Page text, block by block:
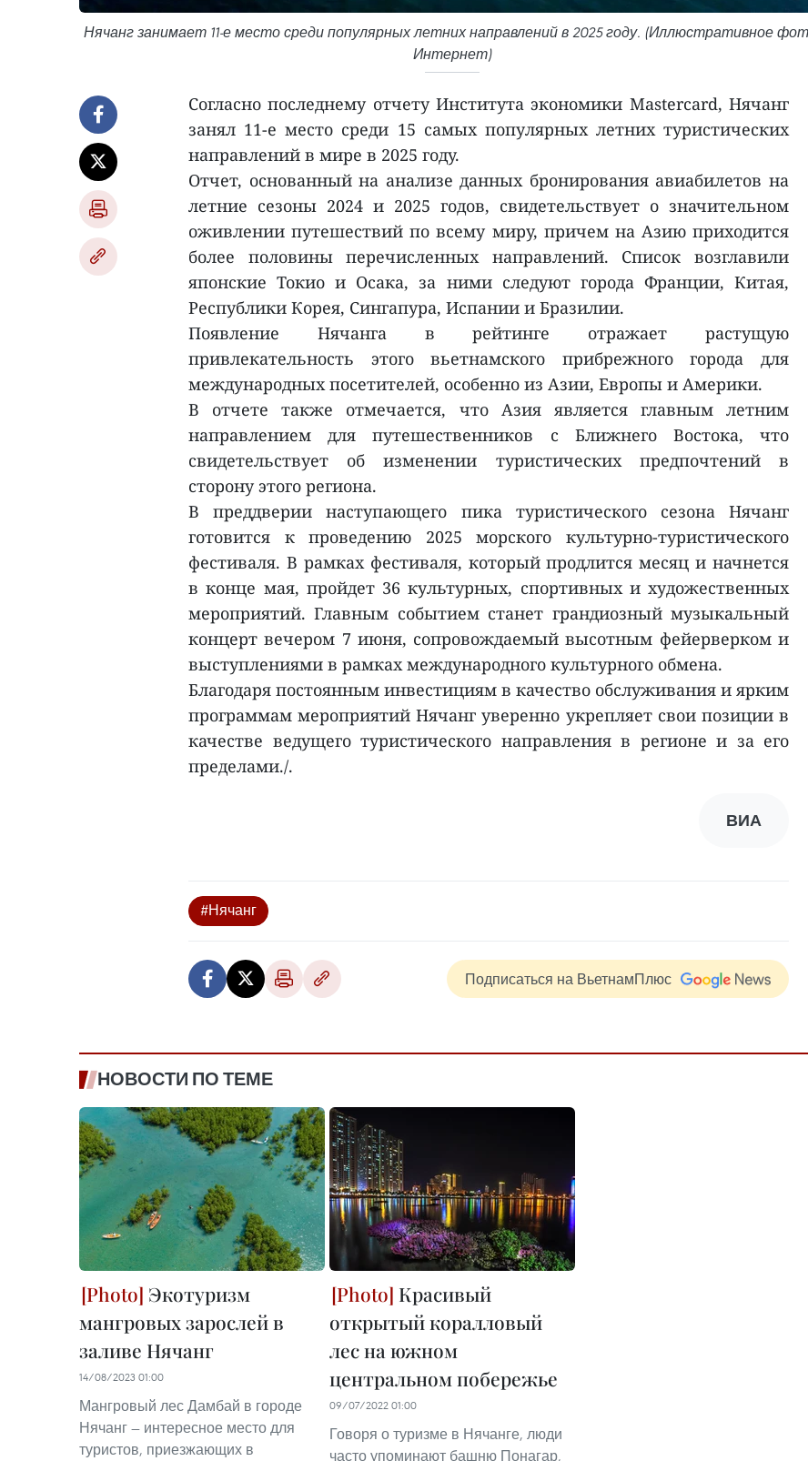
Нячанг занимает 11-е место среди популярных летних направлений в 2025 году. (Иллюстративное
Интернет)
Согласно последнему отчету Института экономики Mastercard, Нячанг
занял 11-е место среди 15 самых популярных летних туристических
направлений в мире в 2025 году.
Отчет, основанный на анализе данных бронирования авиабилетов на
летние сезоны 2024 и 2025 годов, свидетельствует о значительном
оживлении путешествий по всему миру, причем на Азию приходится
более половины перечисленных направлений. Список возглавили
японские Токио и Осака, за ними следуют города Франции, Китая,
Республики Корея, Сингапура, Испании и Бразилии.
Появление Нячанга в рейтинге отражает растущую
привлекательность этого вьетнамского прибрежного города для
международных посетителей, особенно из Азии, Европы и Америки.
В отчете также отмечается, что Азия является главным летним
направлением для путешественников с Ближнего Востока, что
свидетельствует об изменении туристических предпочтений в
сторону этого региона.
В преддверии наступающего пика туристического сезона Нячанг
готовится к проведению 2025 морского культурно-туристического
фестиваля. В рамках фестиваля, который продлится месяц и начнется
в конце мая, пройдет 36 культурных, спортивных и художественных
мероприятий. Главным событием станет грандиозный музыкальный
концерт вечером 7 июня, сопровождаемый высотным фейерверком и
выступлениями в рамках международного культурного обмена.
Благодаря постоянным инвестициям в качество обслуживания и ярким
программам мероприятий Нячанг уверенно укрепляет свои позиции в
качестве ведущего туристического направления в регионе и за его
пределами./.
ВИА
#Нячанг
Подписаться на ВьетнамПлюс
НОВОСТИ ПО ТЕМЕ
Экотуризм
мангровых зарослей в
заливе Нячанг
14/08/2023 01:00
Мангровый лес Дамбай в городе
Нячанг — интересное место для
туристов, приезжающих в
Красивый
открытый коралловый
лес на южном
центральном побережье
09/07/2022 01:00
Говоря о туризме в Нячанге, люди
часто упоминают башню Понагар,